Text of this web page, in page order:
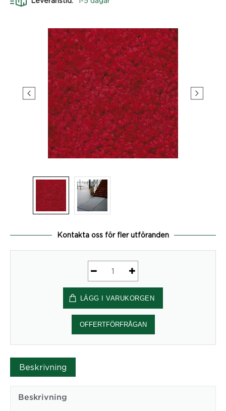
Kontakta oss för fler utföranden
Ståmatta
Classic
115x200cm
solid
red
mängd
LÄGG I VARUKORGEN
OFFERTFÖRFRÅGAN
Beskrivning
Beskrivning